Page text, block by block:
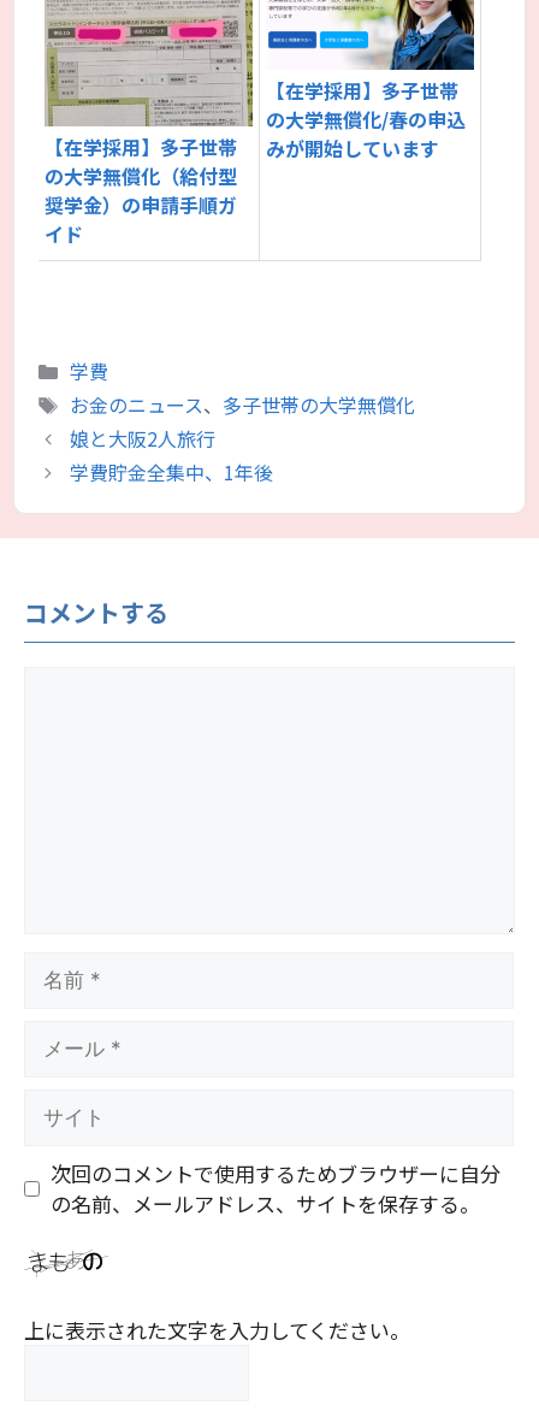
【在学採用】多子世帯
の大学無償化（給付型
奨学金）の申請手順ガ
イド
【在学採用】多子世帯
の大学無償化/春の申込
みが開始しています
カ
テ
ゴ
リ
ー
学費
タ
グ
お金のニュース、 多子世帯の大学無償化
娘と大阪2人旅行
学費貯金全集中、1年後
コメントする
次回のコメントで使用するためブラウザーに自分
の名前、メールアドレス、サイトを保存する。
上に表示された文字を入力してください。